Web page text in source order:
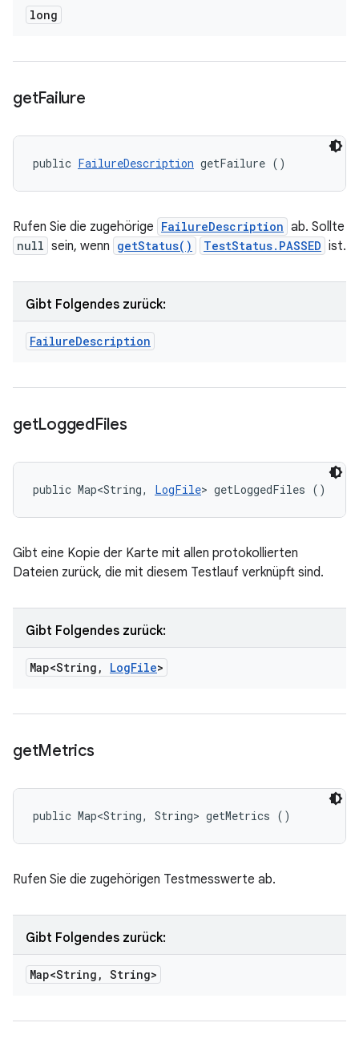
long
getFailure
public FailureDescription getFailure ()
Rufen Sie die zugehörige FailureDescription ab. Sollte
null sein, wenn getStatus() TestStatus.PASSED ist.
Gibt Folgendes zurück:
FailureDescription
getLoggedFiles
public Map<String, LogFile> getLoggedFiles ()
Gibt eine Kopie der Karte mit allen protokollierten
Dateien zurück, die mit diesem Testlauf verknüpft sind.
Gibt Folgendes zurück:
Map<String , LogFile>
getMetrics
public Map<String, String> getMetrics ()
Rufen Sie die zugehörigen Testmesswerte ab.
Gibt Folgendes zurück:
Map<String , String>